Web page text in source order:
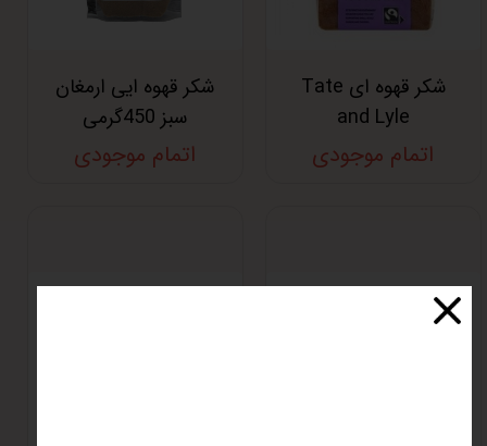
شکر قهوه ای Tate
and Lyle
اتمام موجودی
شکر قهوه ایی ارمغان
سبز 450گرمی
اتمام موجودی